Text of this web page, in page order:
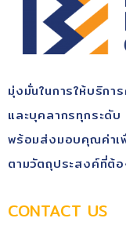
มุ่ง​มั่นในการให้บริก
และบุคลากรทุกระดั
พร้อม​ส่งมอบคุณ​ค่า​เ
ตามวัตถุประสงค์​ที่ต้อ
CONTACT US